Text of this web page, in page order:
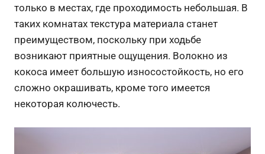
только в местах, где проходимость небольшая. В
таких комнатах текстура материала станет
преимуществом, поскольку при ходьбе
возникают приятные ощущения. Волокно из
кокоса имеет большую износостойкость, но его
сложно окрашивать, кроме того имеется
некоторая колючесть.